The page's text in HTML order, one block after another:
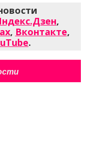
,
, Вконтакте,
.